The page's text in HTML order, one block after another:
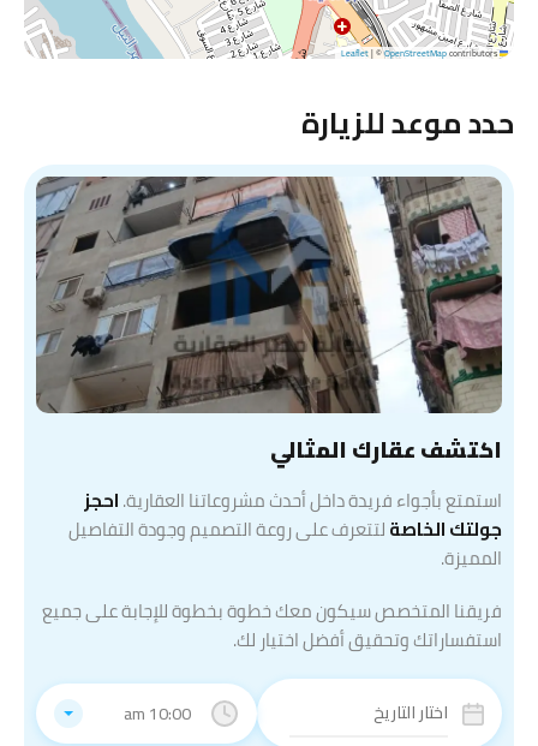
Leaflet
|©OpenStreetMapcontributors
حدد موعد للزيارة
10:00 am
اكتشف عقارك المثالي
استمتع بأجواء فريدة داخل أحدث مشروعاتنا العقارية.احجز
جولتك الخاصةلتتعرف على روعة التصميم وجودة التفاصيل
المميزة.
فريقنا المتخصص سيكون معك خطوة بخطوة للإجابة على جميع
استفساراتك وتحقيق أفضل اختيار لك.